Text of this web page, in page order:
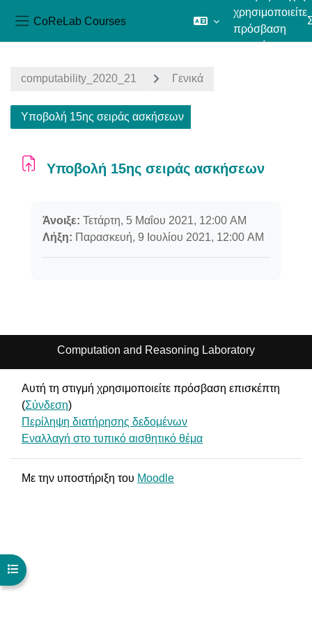
CoReLab Courses
χρησιμοποιείτε
πρόσβαση
επισκέπτη
Άνοιγμα ευρετηρίου μαθήματος
computability_2020_21 Γενικά
Υποβολή 15ης σειράς ασκήσεων
Υποβολή 15ης σειράς ασκήσεων
Άνοιξε: Τετάρτη, 5 Μαΐου 2021, 12:00 AM
Λήξη: Παρασκευή, 9 Ιουλίου 2021, 12:00 AM
Computation and Reasoning Laboratory
Αυτή τη στιγμή χρησιμοποιείτε πρόσβαση επισκέπτη
(Σύνδεση)
Περίληψη διατήρησης δεδομένων
Εναλλαγή στο τυπικό αισθητικό θέμα
Με την υποστήριξη του Moodle